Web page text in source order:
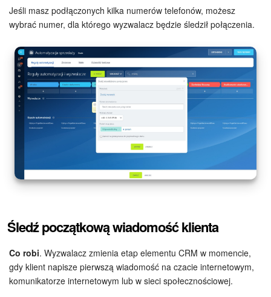
Jeśli masz podłączonych kilka numerów telefonów, możesz
wybrać numer, dla którego wyzwalacz będzie śledził połączenia.
Śledź początkową wiadomość klienta
Co robi. Wyzwalacz zmienia etap elementu CRM w momencie,
gdy klient napisze pierwszą wiadomość na czacie internetowym,
komunikatorze internetowym lub w sieci społecznościowej.